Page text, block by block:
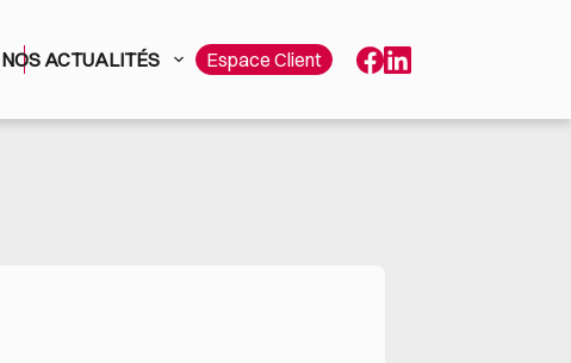
NOS ACTUALITÉS Espace Client